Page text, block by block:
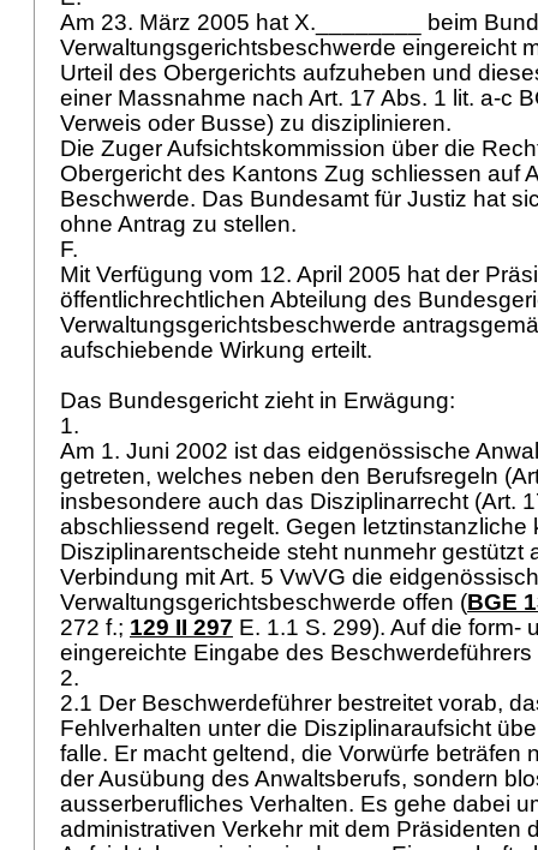
Am 23. März 2005 hat X.________ beim
Verwaltungsgerichtsbeschwerde eingereicht
Urteil des Obergerichts aufzuheben und
einer Massnahme nach Art. 17 Abs. 1 lit. a-c
Verweis oder Busse) zu disziplinieren.
Die Zuger Aufsichtskommission über die
Obergericht des Kantons Zug schliessen auf
Beschwerde. Das Bundesamt für Justiz hat
ohne Antrag zu stellen.
F.
Mit Verfügung vom 12. April 2005 hat der
öffentlichrechtlichen Abteilung des
Verwaltungsgerichtsbeschwerde
aufschiebende Wirkung erteilt.
Das Bundesgericht zieht in Erwägung:
1.
Am 1. Juni 2002 ist das eidgenössische
getreten, welches neben den Berufsregeln (
insbesondere auch das Disziplinarrecht (Art.
abschliessend regelt. Gegen letztinstanzliche
Disziplinarentscheide steht nunmehr gestützt
Verbindung mitArt. 5 VwVG die
Verwaltungsgerichtsbeschwerde offen (BGE
272 f.; 129 II 297 E. 1.1 S. 299). Auf die form-
eingereichte Eingabe des
2.
2.1 Der Beschwerdeführer bestreitet vorab,
Fehlverhalten unter die Disziplinaraufsicht
falle. Er macht geltend, die Vorwürfe beträfen
der Ausübung des Anwaltsberufs, sondern
ausserberufliches Verhalten. Es gehe dabei
administrativen Verkehr mit dem Präsidenten